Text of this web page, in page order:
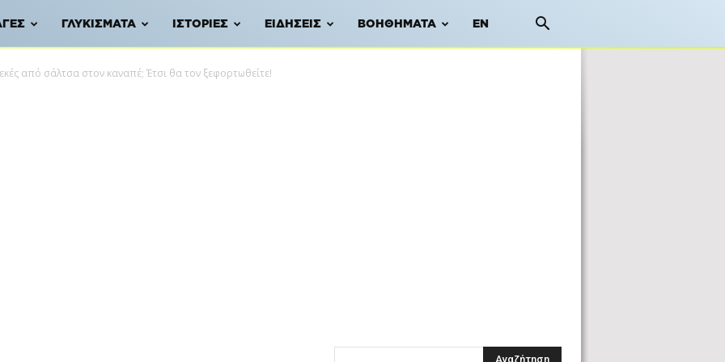
ΓΛΥΚΊΣΜΑΤΑ ΙΣΤΟΡΊΕΣ ΕΙΔΉΣΕΙΣ ΒΟΗΘΉΜΑΤΑ EN
από σάλτσα στον καναπέ; Έτσι θα τον ξεφορτωθείτε!